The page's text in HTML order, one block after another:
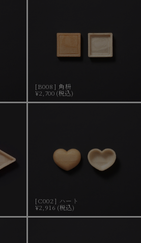
[B008] 角枡
¥2,700 (税込)
[C002] ハート
¥2,916 (税込)